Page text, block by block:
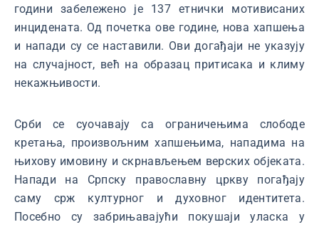
години забележено је 137 етнички мотивисаних
инцидената. Од почетка ове године, нова хапшења
и напади су се наставили. Ови догађаји не указују
на случајност, већ на образац притисака и климу
некажњивости.
Срби се суочавају са ограничењима слободе
кретања, произвољним хапшењима, нападима на
њихову имовину и скрнављењем верских објеката.
Напади на Српску православну цркву погађају
саму срж културног и духовног идентитета.
Посебно су забрињавајући покушаји уласка у